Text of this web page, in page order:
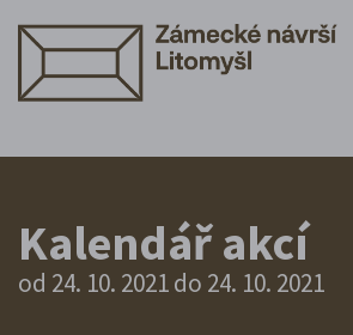
Kalendář akcí
od 24. 10. 2021 do 24. 10. 2021